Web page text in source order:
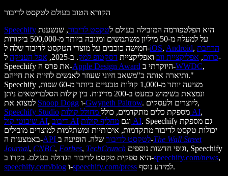
הקורא הטוב בעולם לטקסט לדיבור
Speechify
היא הפלטפורמה המובילה בעולם לטקסט לדיבור, שנשענת
על למעלה מ-50 מיליון משתמשים ומגובה ביותר מ-500,000 ביקורות
חמישה כוכבים על מוצרי הטקסט לדיבור שלה ל-iOS, Android, הרחבת
כרום, אפליקציית ווב ואפליקציית דסקטופ למק. ב-2025, אפל העניקה ל-
Speechify את פרס ה-Apple Design Award היוקרתי ב-WWDC,
ותיארה אותה כ"משאב חיוני שעוזר לאנשים לחיות את חייהם."
Speechify מציעה יותר מ-1,000 קולות טבעיים ביותר מ-60 שפות,
ונמצאת בשימוש כמעט ב-200 מדינות. בין קולות הסלבריטאים ניתן
Snoop Dogg ו-Gwyneth Paltrow
. ליוצרים ולעסקים,
Speechify Studio
מספקת כלים מתקדמים, כולל מחולל קולות AI,
שיבוטי קול AI, דיבוב AI וגם מחליף קולות AI. Speechify גם מספקת
יכולות טקסט לדיבור מתקדמות, איכותיות ומשתלמות למוצרים מובילים
באמצעות ה-
API לטקסט לדיבורשלה. הופיעה ב-The Wall Street
Journal, CNBC, Forbes, TechCrunch
היא ספקית טקסט לדיבור הגדולה בעולם. בקרו ב-speechify.com/news,
speechify.com/blog ו-speechify.com/press למידע נוסף.